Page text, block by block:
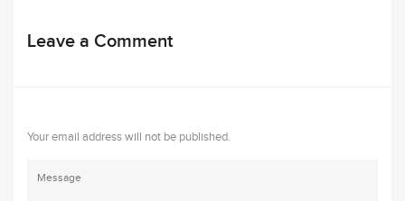
Leave a Comment
Your email address will not be published.